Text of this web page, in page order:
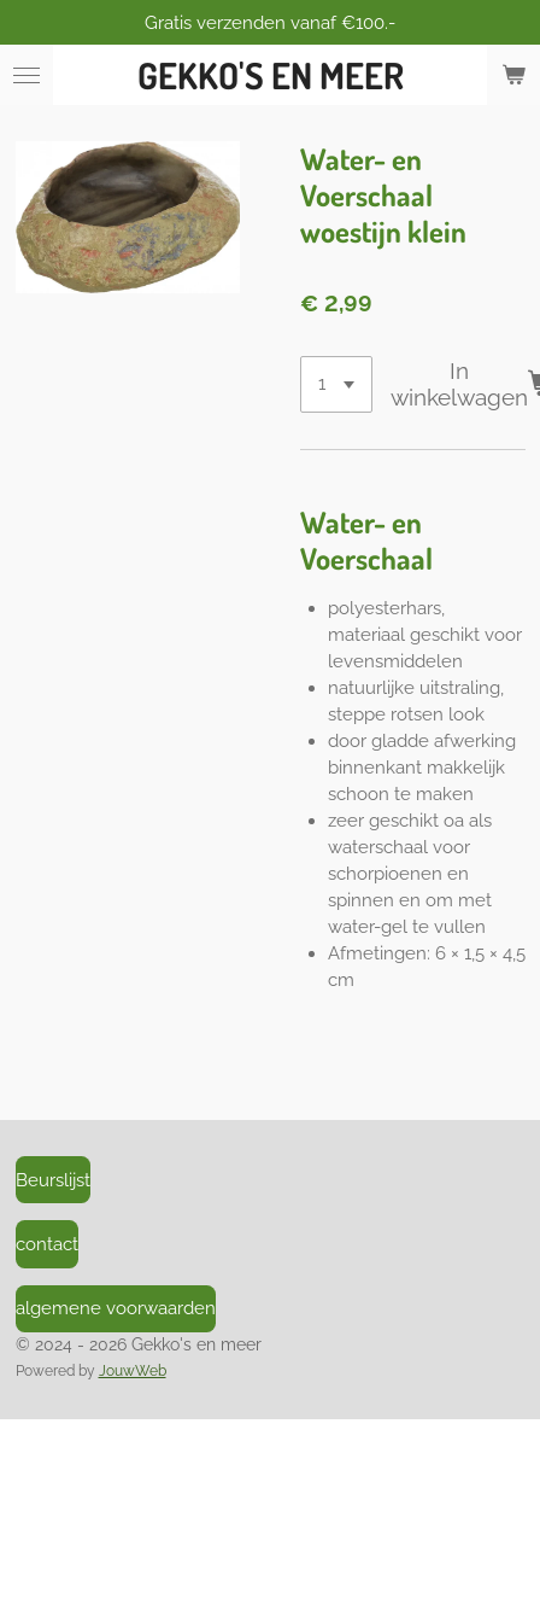
direct
naar
GEKKO'S EN MEER
Gratis verzenden vanaf €100.-
Water- en
Voerschaal
woestijn klein
€ 2,99
In
winkelwagen
Water- en
Voerschaal
polyesterhars,
materiaal geschikt voor
levensmiddelen
natuurlijke uitstraling,
steppe rotsen look
door gladde afwerking
binnenkant makkelijk
schoon te maken
zeer geschikt oa als
waterschaal voor
schorpioenen en
spinnen en om met
water-gel te vullen
Afmetingen: 6 × 1,5 × 4,5
cm
Beurslijst
contact
algemene voorwaarden
© 2024 - 2026 Gekko's en meer
Powered by JouwWeb